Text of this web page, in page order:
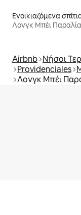
Ενοικιαζόμενα
Λονγκ Μπέι Παραλία
Airbnb Νήσοι
Providenciales
Λονγκ Μπέι